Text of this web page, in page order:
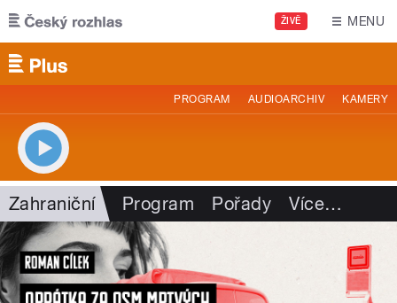
Přejít k hlavnímu obsahu
ŽIVĚ MENU
PROGRAM AUDIOARCHIV KAMERY
Zahraniční Program Pořady Více…